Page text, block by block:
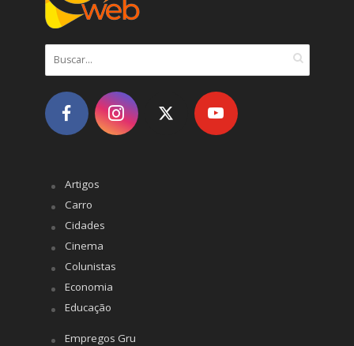
Artigos
Carro
Cidades
Cinema
Colunistas
Economia
Educação
Empregos Gru